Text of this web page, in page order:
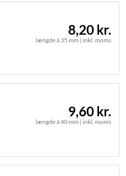
længde á 35 mm | inkl. moms
8,20 kr.
længde á 40 mm | inkl. moms
9,60 kr.